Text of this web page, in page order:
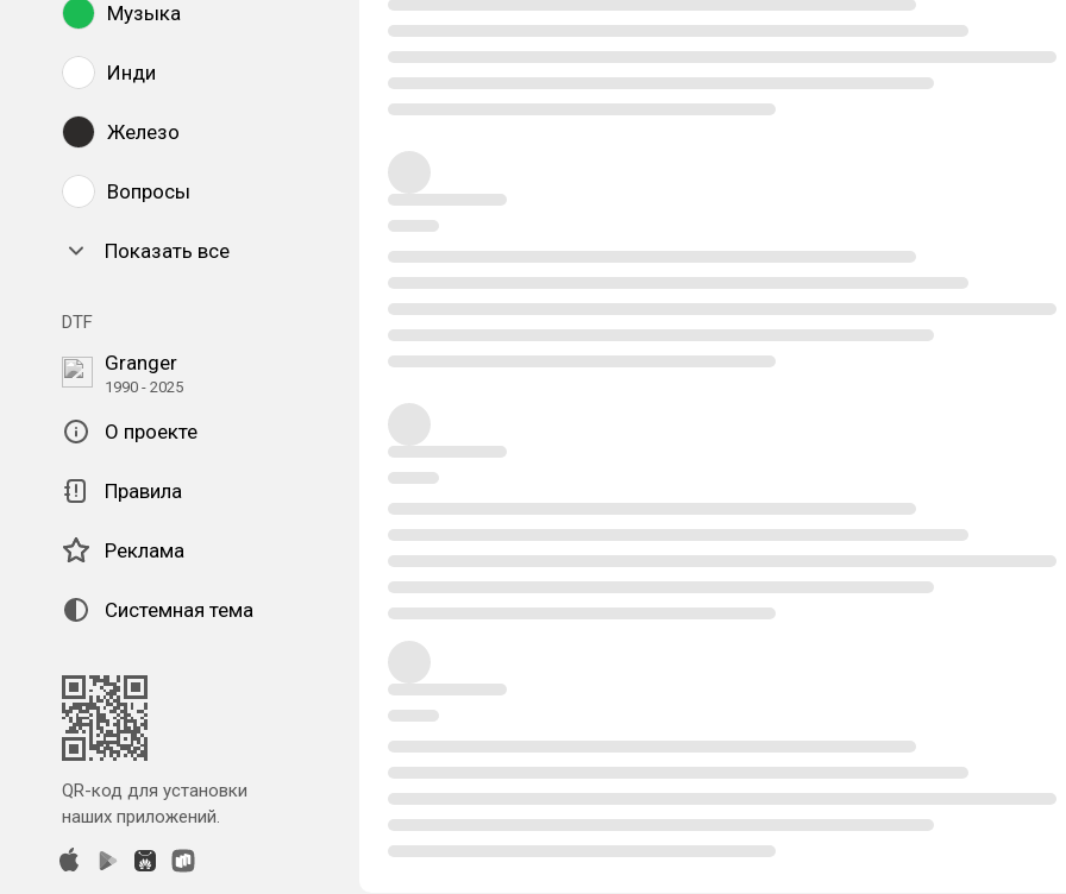
Музыка
Инди
Железо
Вопросы
Показать все
DTF
Granger
1990 - 2025
О проекте
Правила
Реклама
Системная тема
QR-код для установки
наших приложений.